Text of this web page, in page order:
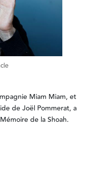
Miam Miam, et
de Joël Pommerat, a
de la Shoah.